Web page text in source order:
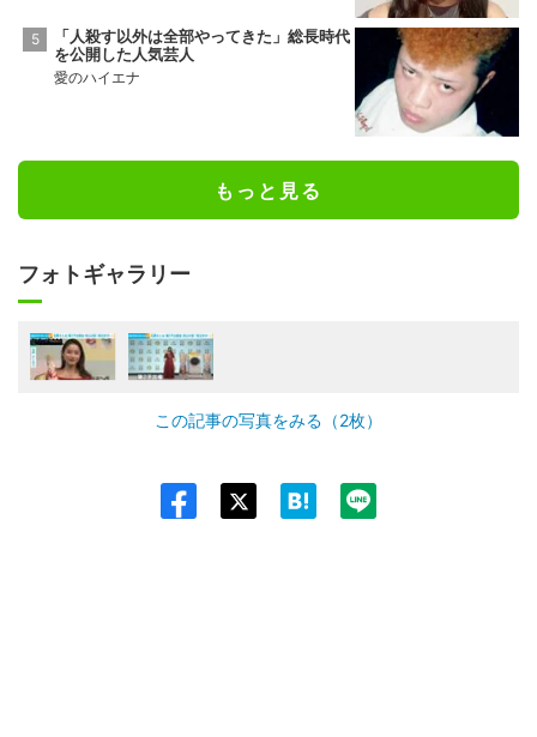
「人殺す以外は全部やってきた」総長時代
を公開した人気芸人
愛のハイエナ
もっと見る
フォトギャラリー
この記事の写真をみる（2枚）